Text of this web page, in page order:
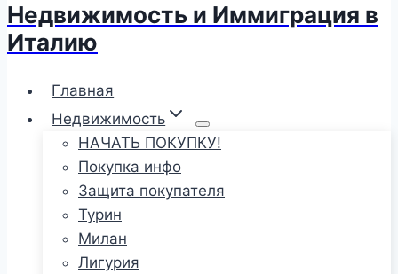
Недвижимость и Иммиграция в
Италию
Главная
Недвижимость
НАЧАТЬ ПОКУПКУ!
Покупка инфо
Защита покупателя
Турин
Милан
Лигурия